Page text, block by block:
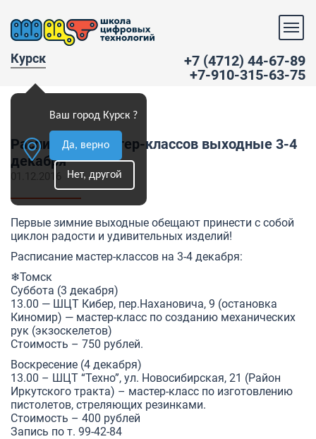
Курск
Ваш город Курск ?
Да, верно
Нет, другой
+7 (4712) 44-67-89
+7-910-315-63-75
Расписание мастер-классов выходные 3-4
декабря
01.12.2016
Первые зимние выходные обещают принести с собой
циклон радости и удивительных изделий!
Расписание мастер-классов на 3-4 декабря:
❄Томск
Суббота (3 декабря)
13.00 — ШЦТ Кибер, пер.Нахановича, 9 (остановка
Киномир) — мастер-класс по созданию механических
рук (экзоскелетов)
Стоимость – 750 рублей.
Воскресение (4 декабря)
13.00 – ШЦТ “Техно”, ул. Новосибирская, 21 (Район
Иркутского тракта) – мастер-класс по изготовлению
пистолетов, стреляющих резинками.
Стоимость – 400 рублей
Запись по т. 99-42-84